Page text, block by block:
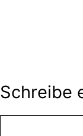
Schreibe